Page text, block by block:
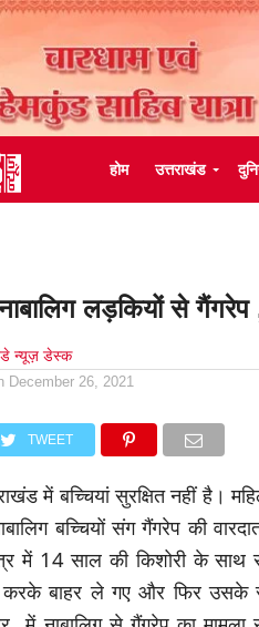
होम उत्तराखंड
लड़कियों से
न्यूज़ डेस्क
December 26, 2021
TWEET
में बच्चियां सुरक्षित नहीं है।
बच्चियों संग गैंगरेप की
में 14 साल की किशोरी के
करके बाहर ले गए और फिर उसके